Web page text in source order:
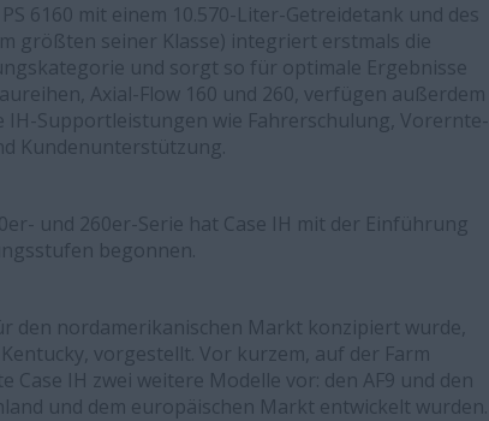
6160 mit einem 10.570-Liter-Getreidetank und des
größten seiner Klasse) integriert erstmals die
und sorgt so für optimale Ergebnisse
Axial-Flow 160 und 260, verfügen außerdem
IH-Supportleistungen wie Fahrerschulung, Vorernte-
Kundenunterstützung.
und 260er-Serie hat Case IH mit der Einführung
begonnen.
den nordamerikanischen Markt konzipiert wurde,
vorgestellt. Vor kurzem, auf der Farm
Case IH zwei weitere Modelle vor: den AF9 und den
und dem europäischen Markt entwickelt wurden.